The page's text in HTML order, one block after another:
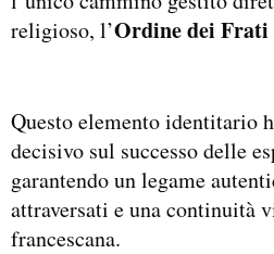
religioso, l’Ordine dei
Questo elemento identitario
decisivo sul successo delle
garantendo un legame
attraversati e una continuità
francescana.